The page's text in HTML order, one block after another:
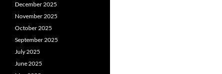
December 2025
November 2025
October 2025
September 2025
July 2025
June 2025